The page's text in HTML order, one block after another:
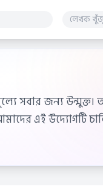
সবার জন্য উন্মুক্ত।
এই উদ্যোগটি